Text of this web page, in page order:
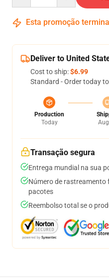
Esta promoção
Deliver to United
Cost to ship:$6.99
Standard - Order today
Production
Today
Transação segura
Entrega mundial na sua
Número de
pacotes
Reembolso total se o